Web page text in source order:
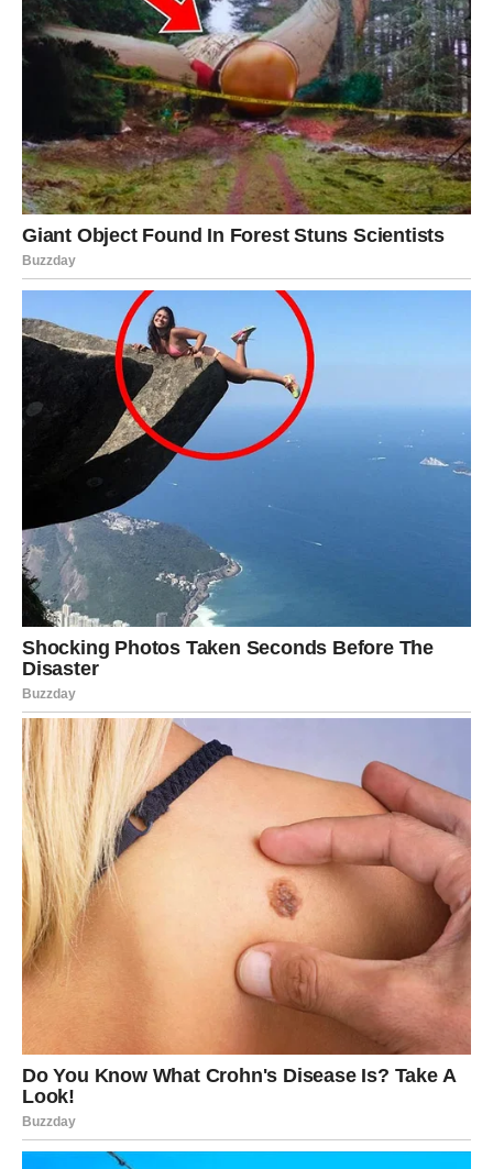
juri kroz život.
Šta se dešava Ovnu?
Ovo je trenutak kada Univerzum traži da Ovan donese
odluku koju već duže vreme odlaže. To može biti odluka
u vezi sa poslom, odnosom, selidbom, novim projektom ili
nečim što je emocionalno važno, ali komplikovano.
Ako je nešto tinjalo već mesecima, sada će buknuti. Ako
je nešto stajalo u mestu, sada kreće napred. A ako je
Ovan pokušavao da ignoriše problem, sada će on tražiti
da bude rešen.
Najvažnije: ovo nije odluka postavljena kao teret – ovo je
šansa za novi početak.
Ljubav
Ako je u vezi ili braku bilo nezadovoljstva, nedorečenosti
ili udaljavanja, Ovan sada mora da odluči:
– hoće li boriti za odnos,
– ili će pustiti ono što ne ispunjava srce.
A za slobodne Ovnove – pojaviće se osoba iz prošlosti ili
novi susret koji će ga naterati da se zapita:
spreman da ponovo verujem?“
Ovo nije običan susret, ovo je karmički okidač.
Posao i finansije
Ovan oseća da je stigao do tačke gde nema više
kompromisa.
Posao koji ga ne zadovoljava biće napušten ili radikalno
promenjen.
Velika odluka vezana za finansije, investicije ili promenu
radnog okruženja postaje neophodna.
Zvezde obećavaju da će hrabri biti nagrađeni.
Poruka Univerzuma Ovnu
Sada si na raskrsnici, ali ne zato što si izgubljen – već